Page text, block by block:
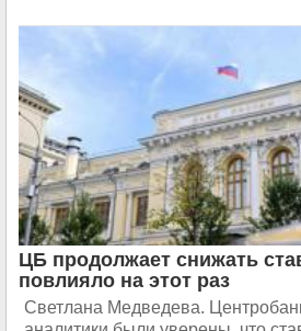
ЦБ продолжает снижать
повлияло на этот раз
Светлана Медведева.